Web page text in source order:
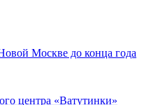
Москве до конца года
центра «Ватутинки»